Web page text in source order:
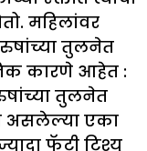
महिलांवर
तुलनेत
कारणे आहेत :
तुलनेत
एका
फॅटी टिश्यू